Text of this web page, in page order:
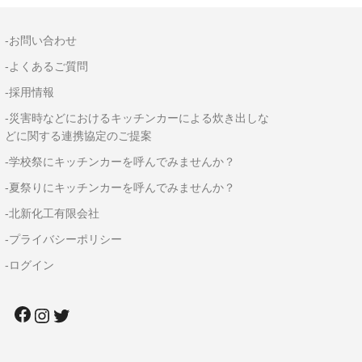
-お問い合わせ
-よくあるご質問
-採用情報
-災害時などにおけるキッチンカーによる炊き出しな
どに関する連携協定のご提案
-学校祭にキッチンカーを呼んでみませんか？
-夏祭りにキッチンカーを呼んでみませんか？
-北新化工有限会社
-プライバシーポリシー
-ログイン